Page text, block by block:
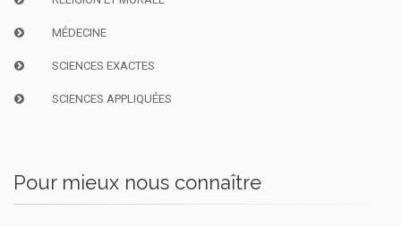
MÉDECINE
SCIENCES EXACTES
SCIENCES APPLIQUÉES
Pour mieux nous connaître